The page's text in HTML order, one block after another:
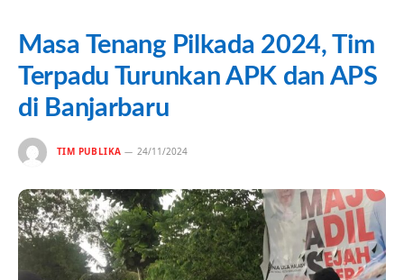
Masa Tenang Pilkada 2024, Tim
Terpadu Turunkan APK dan APS
di Banjarbaru
TIM PUBLIKA 24/11/2024